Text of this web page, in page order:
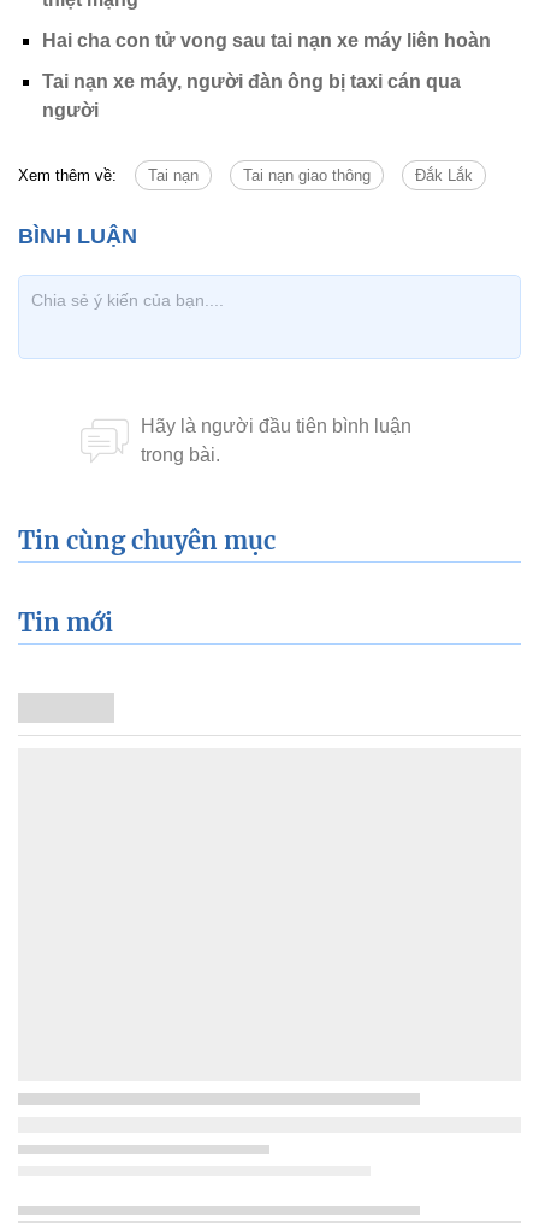
Hai cha con tử vong sau tai nạn xe máy liên hoàn
Tai nạn xe máy, người đàn ông bị taxi cán qua
người
Xem thêm về: Tai nạn Tai nạn giao thông Đắk Lắk
Tin cùng chuyên mục
Tin mới